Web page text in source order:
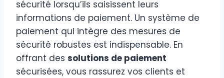
sécurité lorsqu’ils saisissent leurs
informations de paiement. Un système de
paiement qui intègre des mesures de
sécurité robustes est indispensable. En
offrant des solutions de paiement
sécurisées, vous rassurez vos clients et